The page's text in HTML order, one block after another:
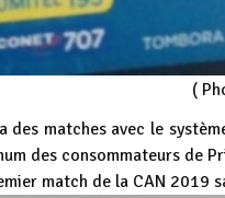
(
des matches avec le
des consommateurs de
match de la CAN 2019